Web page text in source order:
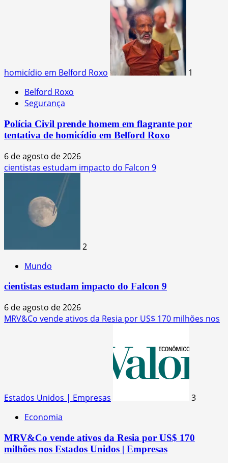
homicídio em Belford Roxo
1
Belford Roxo
Segurança
Polícia Civil prende homem em flagrante por
tentativa de homicídio em Belford Roxo
6 de agosto de 2026
cientistas estudam impacto do Falcon 9
2
Mundo
cientistas estudam impacto do Falcon 9
6 de agosto de 2026
MRV&Co vende ativos da Resia por US$ 170 milhões nos
Estados Unidos | Empresas
3
Economia
MRV&Co vende ativos da Resia por US$ 170
milhões nos Estados Unidos | Empresas